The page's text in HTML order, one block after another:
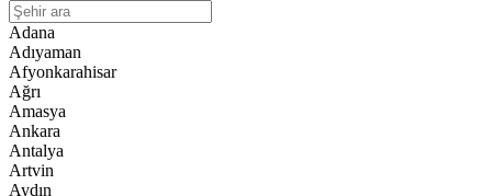
Adana
Adıyaman
Afyonkarahisar
Ağrı
Amasya
Ankara
Antalya
Artvin
Aydın